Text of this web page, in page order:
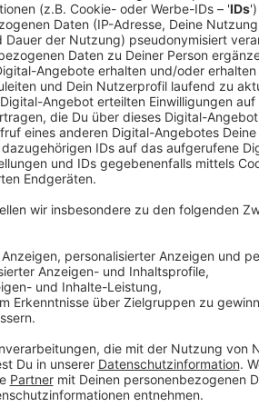
der Baskets natürlich über die
mögliche Konsequenzen. Aber es
bisschen, vor allem weil Simon
Leverkusen war und Stephan mit
Und am Ende hat Stephan Simon
Baskets-Chef dann vervollständigen
DNA und zu neuen Besen...
Das ganze Interview von Stephan
Pallmann, hört ihr in der aktuellen
Anzeige